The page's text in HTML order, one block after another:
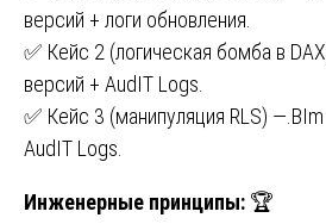
версий + логи обновления.
✅ Кейс 2 (логическая бомба в
версий + AudIT Logs.
✅ Кейс 3 (манипуляция RLS)
AudIT Logs.
Инженерные принципы: 🏆